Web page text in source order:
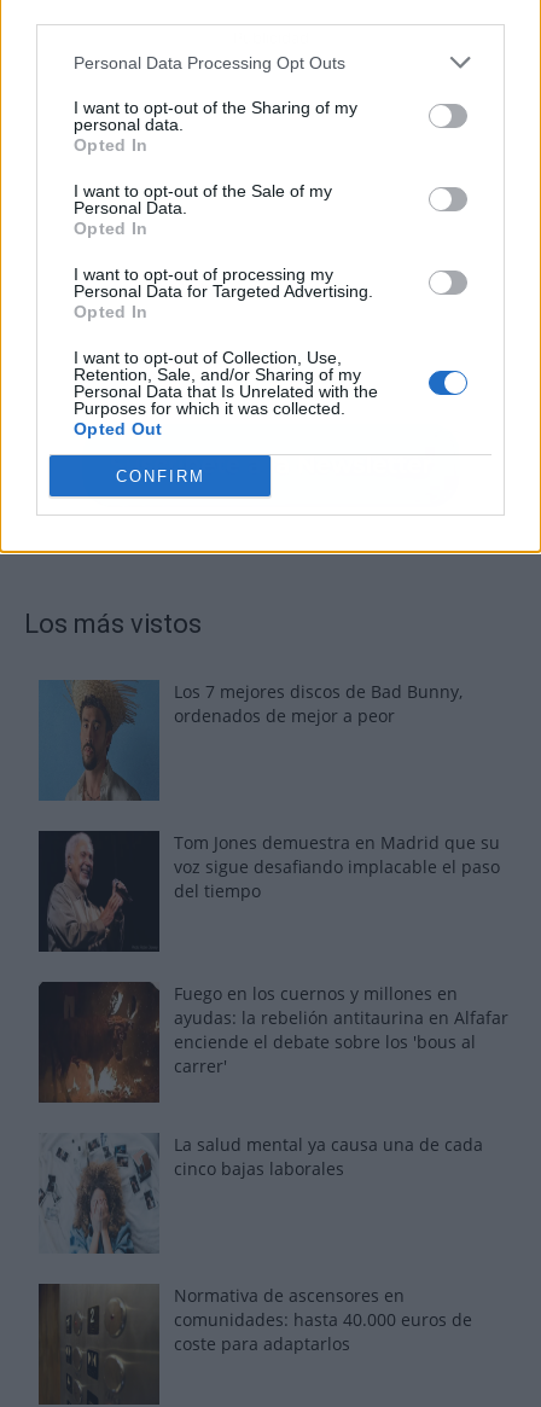
Personal Data Processing Opt Outs
I want to opt-out of the Sharing of my
personal data.
Opted In
I want to opt-out of the Sale of my
Personal Data.
Opted In
I want to opt-out of processing my
Personal Data for Targeted Advertising.
Opted In
I want to opt-out of Collection, Use,
Retention, Sale, and/or Sharing of my
Personal Data that Is Unrelated with the
Purposes for which it was collected.
Opted Out
CONFIRM
Los más vistos
Los 7 mejores discos de Bad Bunny,
ordenados de mejor a peor
Tom Jones demuestra en Madrid que su
voz sigue desafiando implacable el paso
del tiempo
Fuego en los cuernos y millones en
ayudas: la rebelión antitaurina en Alfafar
enciende el debate sobre los 'bous al
carrer'
La salud mental ya causa una de cada
cinco bajas laborales
Normativa de ascensores en
comunidades: hasta 40.000 euros de
coste para adaptarlos